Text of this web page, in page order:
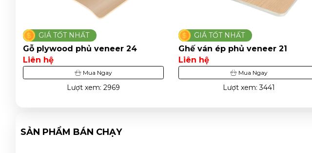
GIÁ TỐT NHẤT
Ghế ván ép phủ veneer 21
Liên hệ
Mua Ngay
Lượt xem: 3441
GIÁ TỐT NHẤT
Ghế uốn cong phủ veneer 23
Liên hệ
Mua Ngay
Lượt xem: 3390
SẢN PHẨM BÁN CHẠY